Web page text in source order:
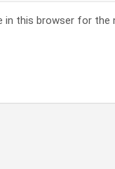
in this browser for